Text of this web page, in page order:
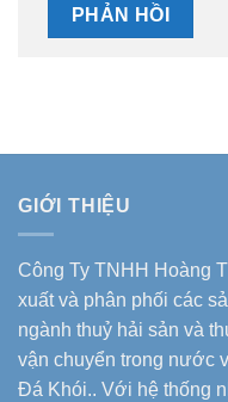
GIỚI THIỆU
Công Ty TNHH Hoàng
xuất và phân phối các
ngành thuỷ hải sản và
vận chuyển trong nước
Đá Khói.. Với hệ thống